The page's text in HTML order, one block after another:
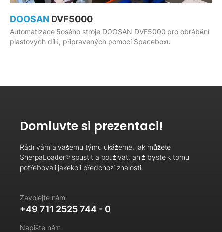
DOOSAN DVF5000
Automatizace 5osého stroje DOOSAN DVF5000 pro obrábění
plastových dílů, připravených pomocí Spaceboxu
Domluvte si prezentaci!
Rádi vám a vašemu týmu ukážeme, jak můžete
SherpaLoader® spustit a používat, aniž byste k tomu
potřebovali jakékoli předchozí znalosti.
Zavolejte nám
+49 711 2525 744 - 0
Napište nám